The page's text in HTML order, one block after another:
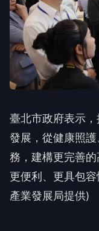
臺北市政府表示
發展，從健康照
務，建構更完善的
更便利、更具包
產業發展局提供)